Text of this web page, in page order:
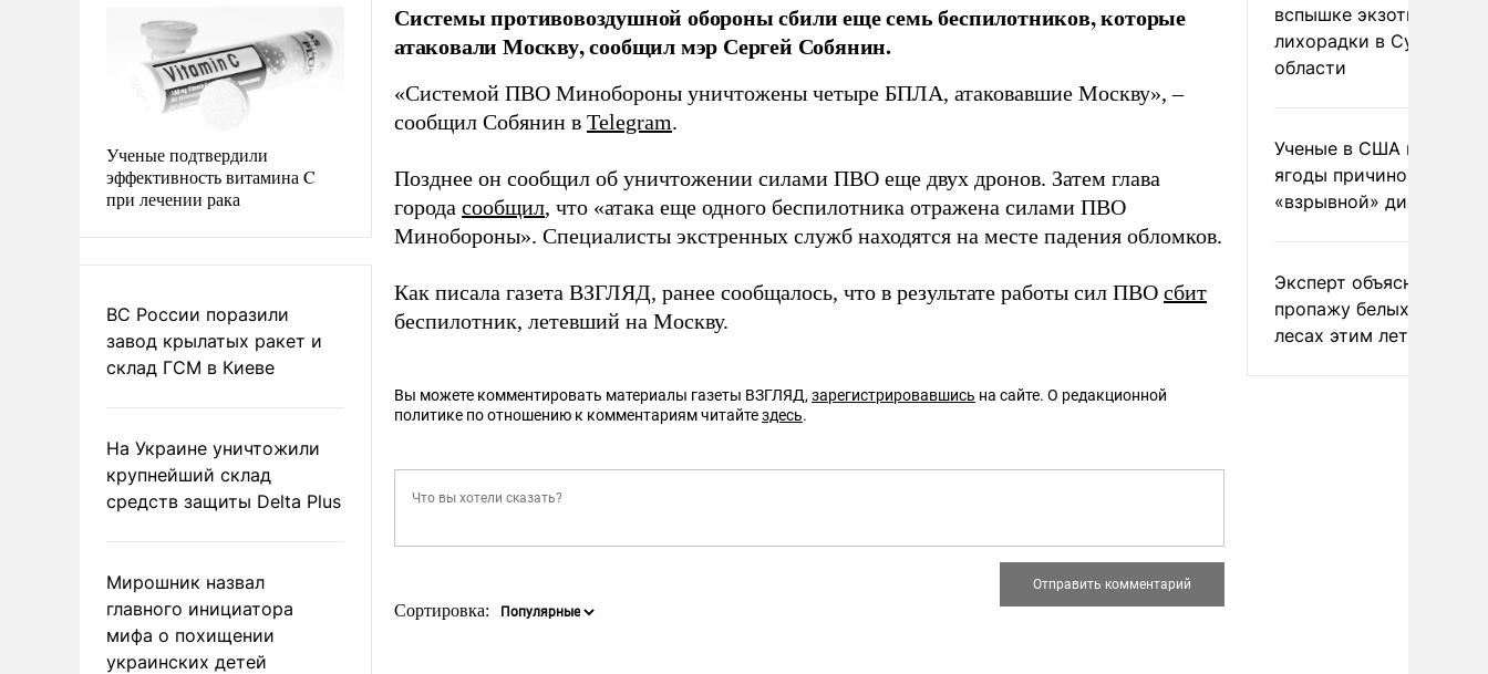
Ученые подтвердили
эффективность витамина C
при лечении рака
ВС России поразили
завод крылатых ракет и
склад ГСМ в Киеве
На Украине уничтожили
крупнейший склад
средств защиты Delta Plus
Мирошник назвал
главного инициатора
мифа о похищении
украинских детей
Системы противовоздушной обороны сбили еще семь беспилотников, которые
атаковали Москву, сообщил мэр Сергей Собянин.
«Системой ПВО Минобороны уничтожены четыре БПЛА, атаковавшие Москву», –
сообщил Собянин в Telegram.
Позднее он сообщил об уничтожении силами ПВО еще двух дронов. Затем глава
города сообщил, что «атака еще одного беспилотника отражена силами ПВО
Минобороны». Специалисты экстренных служб находятся на месте падения обломков.
Как писала газета ВЗГЛЯД, ранее сообщалось, что в результате работы сил ПВО сбит
беспилотник, летевший на Москву.
Вы можете комментировать материалы газеты ВЗГЛЯД,зарегистрировавшись на сайте. О редакционной
политике по отношению к комментариям читайтездесь.
Сортировка:
вспышке экзотической
лихорадки в Сумской
области
Ученые в США назвали
ягоды причиной
«взрывной» диареи
Эксперт объяснил
пропажу белых грибов
лесах этим летом